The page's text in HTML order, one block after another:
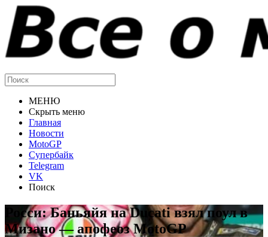
МЕНЮ
Скрыть меню
Главная
Новости
MotoGP
Супербайк
Telegram
VK
Поиск
Росси: Баньяйя на Ducati взял поул в
Мизано — апофеоз MotoGP